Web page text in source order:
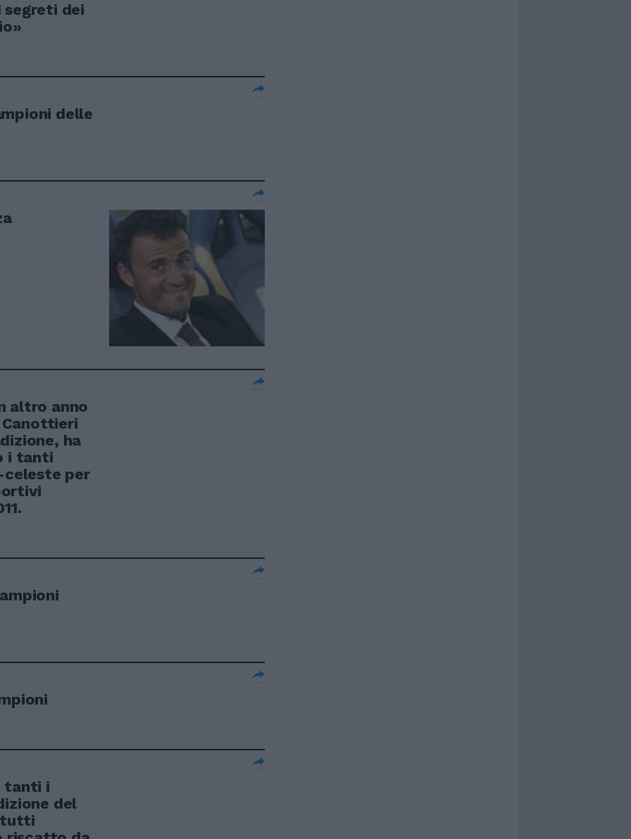
segreti dei
delle
altro anno
ha
i tanti
per
tanti i
del
tutti